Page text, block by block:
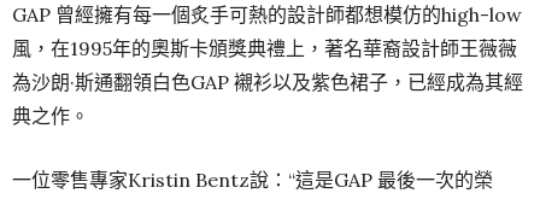
GAP 曾經擁有每一個炙手可熱的設計師都想模仿的high-low
風，在1995年的奧斯卡頒獎典禮上，著名華裔設計師王薇薇
為沙朗·斯通翻領白色GAP 襯衫以及紫色裙子，已經成為其經
典之作。
一位零售專家Kristin Bentz說：“這是GAP 最後一次的榮